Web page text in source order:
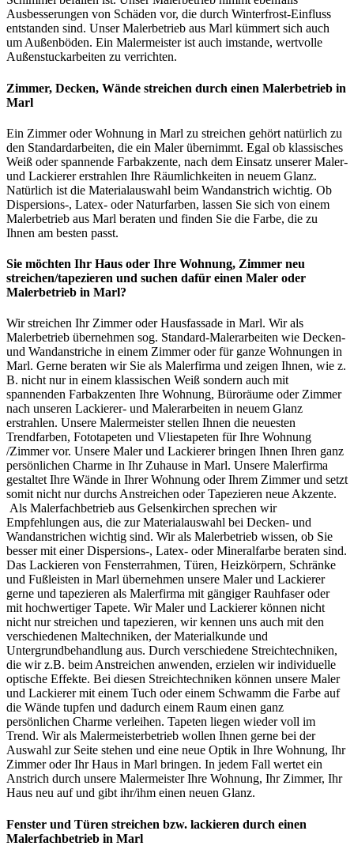
Ausbesserungen von Schäden vor, die durch Winterfrost-Einfluss
entstanden sind. Unser Malerbetrieb aus Marl kümmert sich auch
um Außenböden. Ein Malermeister ist auch imstande, wertvolle
Außenstuckarbeiten zu verrichten.
Zimmer, Decken, Wände streichen durch einen Malerbetrieb in
Marl
Ein Zimmer oder Wohnung in Marl zu streichen gehört natürlich zu
den Standardarbeiten, die ein Maler übernimmt. Egal ob klassisches
Weiß oder spannende Farbakzente, nach dem Einsatz unserer Maler-
und Lackierer erstrahlen Ihre Räumlichkeiten in neuem Glanz.
Natürlich ist die Materialauswahl beim Wandanstrich wichtig. Ob
Dispersions-, Latex- oder Naturfarben, lassen Sie sich von einem
Malerbetrieb aus Marl beraten und finden Sie die Farbe, die zu
Ihnen am besten passt.
Sie möchten Ihr Haus oder Ihre Wohnung, Zimmer neu
streichen/tapezieren und suchen dafür einen Maler oder
Malerbetrieb in Marl?
Wir streichen Ihr Zimmer oder Hausfassade in Marl. Wir als
Malerbetrieb übernehmen sog. Standard-Malerarbeiten wie Decken-
und Wandanstriche in einem Zimmer oder für ganze Wohnungen in
Marl. Gerne beraten wir Sie als Malerfirma und zeigen Ihnen, wie z.
B. nicht nur in einem klassischen Weiß sondern auch mit
spannenden Farbakzenten Ihre Wohnung, Büroräume oder Zimmer
nach unseren Lackierer- und Malerarbeiten in neuem Glanz
erstrahlen. Unsere Malermeister stellen Ihnen die neuesten
Trendfarben, Fototapeten und Vliestapeten für Ihre Wohnung
/Zimmer vor. Unsere Maler und Lackierer bringen Ihnen Ihren ganz
persönlichen Charme in Ihr Zuhause in Marl. Unsere Malerfirma
gestaltet Ihre Wände in Ihrer Wohnung oder Ihrem Zimmer und setzt
somit nicht nur durchs Anstreichen oder Tapezieren neue Akzente.
Als Malerfachbetrieb aus Gelsenkirchen sprechen wir
Empfehlungen aus, die zur Materialauswahl bei Decken- und
Wandanstrichen wichtig sind. Wir als Malerbetrieb wissen, ob Sie
besser mit einer Dispersions-, Latex- oder Mineralfarbe beraten sind.
Das Lackieren von Fensterrahmen, Türen, Heizkörpern, Schränke
und Fußleisten in Marl übernehmen unsere Maler und Lackierer
gerne und tapezieren als Malerfirma mit gängiger Rauhfaser oder
mit hochwertiger Tapete. Wir Maler und Lackierer können nicht
nicht nur streichen und tapezieren, wir kennen uns auch mit den
verschiedenen Maltechniken, der Materialkunde und
Untergrundbehandlung aus. Durch verschiedene Streichtechniken,
die wir z.B. beim Anstreichen anwenden, erzielen wir individuelle
optische Effekte. Bei diesen Streichtechniken können unsere Maler
und Lackierer mit einem Tuch oder einem Schwamm die Farbe auf
die Wände tupfen und dadurch einem Raum einen ganz
persönlichen Charme verleihen. Tapeten liegen wieder voll im
Trend. Wir als Malermeisterbetrieb wollen Ihnen gerne bei der
Auswahl zur Seite stehen und eine neue Optik in Ihre Wohnung, Ihr
Zimmer oder Ihr Haus in Marl bringen. In jedem Fall wertet ein
Anstrich durch unsere Malermeister Ihre Wohnung, Ihr Zimmer, Ihr
Haus neu auf und gibt ihr/ihm einen neuen Glanz.
Fenster und Türen streichen bzw. lackieren durch einen
Malerfachbetrieb in Marl